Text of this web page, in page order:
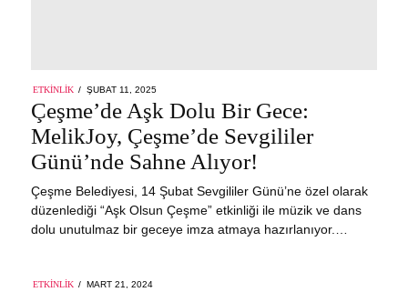
ETKINLIK
POSTED
ON
ŞUBAT 11, 2025
11,
2025
Çeşme’de Aşk Dolu Bir Gece:
MelikJoy, Çeşme’de Sevgililer
Günü’nde Sahne Alıyor!
Çeşme Belediyesi, 14 Şubat Sevgililer Günü’ne özel olarak
düzenlediği “Aşk Olsun Çeşme” etkinliği ile müzik ve dans
dolu unutulmaz bir geceye imza atmaya hazırlanıyor.…
ETKINLIK
POSTED
MART 21, 2024